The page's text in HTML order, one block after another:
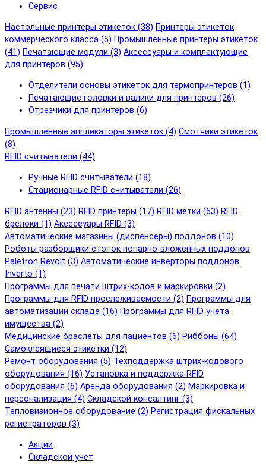
Сервис
Настольные принтеры этикеток (38) Принтеры этикеток
коммерческого класса (5) Промышленные принтеры этикеток
(41) Печатающие модули (3) Аксессуары и комплектующие
для принтеров (95)
Отделители основы этикеток для термопринтеров (1)
Печатающие головки и валики для принтеров (26)
Отрезчики для принтеров (6)
Промышленные аппликаторы этикеток (4) Смотчики этикеток
(8)
RFID cчитыватели (44)
Ручные RFID cчитыватели (18)
Стационарные RFID cчитыватели (26)
RFID антенны (23) RFID принтеры (17) RFID метки (63) RFID
брелоки (1) Аксессуары RFID (3)
Автоматические магазины (диспенсеры) поддонов (10)
Роботы разборщики стопок попарно-вложенных поддонов
Paletron Revolt (3) Автоматические инверторы поддонов
Inverto (1)
Программы для печати штрих-кодов и маркировки (2)
Программы для RFID прослеживаемости (2) Программы для
автоматизации склада (16) Программы для RFID учета
имущества (2)
Медицинские браслеты для пациентов (6) Риббоны (64)
Самоклеящиеся этикетки (12)
Ремонт оборудования (5) Техподдержка штрих-кодового
оборудования (16) Установка и поддержка RFID
оборудования (6) Аренда оборудования (2) Маркировка и
персонализация (4) Складской консалтинг (3)
Тепловизионное оборудование (2) Регистрация фискальных
регистраторов (3)
Акции
Складской учет